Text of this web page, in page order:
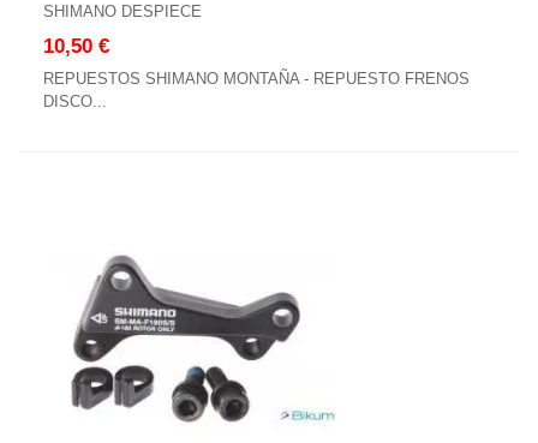
SHIMANO DESPIECE
10,50 €
REPUESTOS SHIMANO MONTAÑA - REPUESTO FRENOS
DISCO...